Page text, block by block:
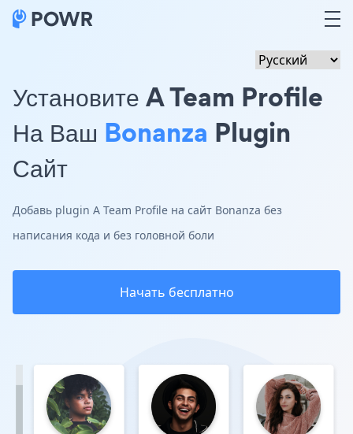
Установите A Team Profile
На Ваш Bonanza Plugin
Сайт
Добавь plugin A Team Profile на сайт Bonanza без
написания кода и без головной боли
Начать бесплатно